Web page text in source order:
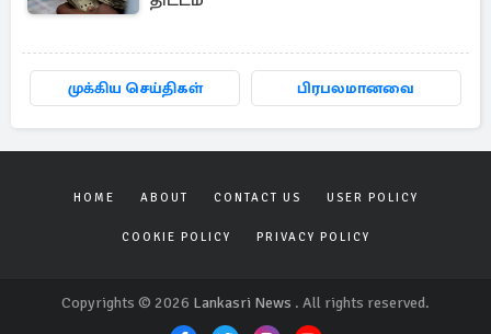
முக்கிய செய்திகள் பிரபலமானவை
HOME ABOUT CONTACT US USER POLICY
COOKIE POLICY PRIVACY POLICY
Copyrights © 2026 Lankasri News . All rights reserved.